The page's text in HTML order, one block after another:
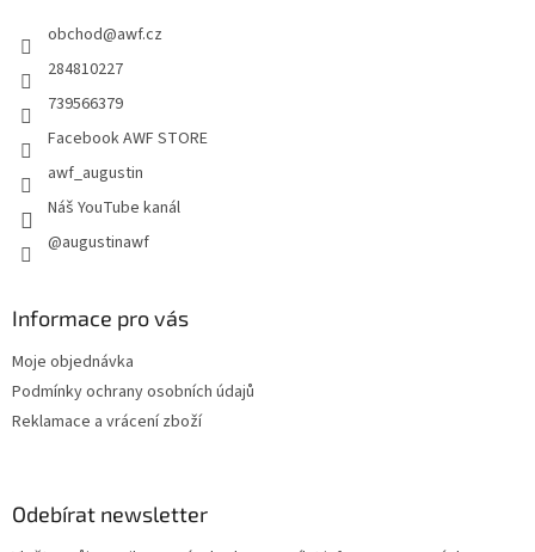
obchod@awf.cz
284810227
739566379
Facebook AWF STORE
awf_augustin
Náš YouTube kanál
@augustinawf
Informace pro vás
Moje objednávka
Podmínky ochrany osobních údajů
Reklamace a vrácení zboží
Odebírat newsletter